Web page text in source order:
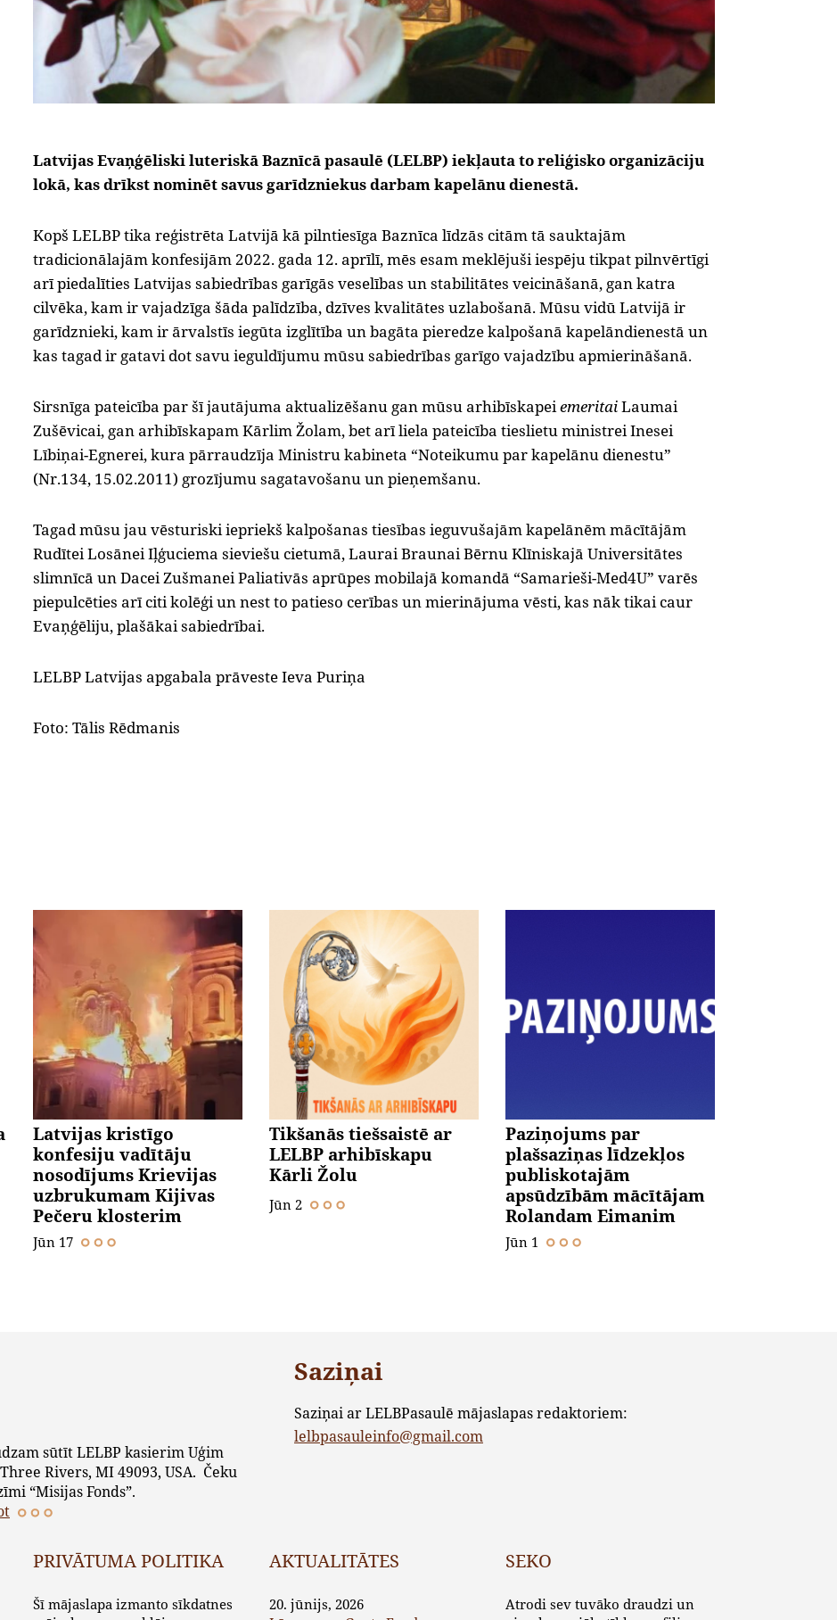
Latvijas Evaņģēliski luteriskā Baznīcā pasaulē (LELBP) iekļauta to reliģisko organizāciju
lokā, kas drīkst nominēt savus garīdzniekus darbam kapelānu dienestā.
Kopš LELBP tika reģistrēta Latvijā kā pilntiesīga Baznīca līdzās citām tā sauktajām
tradicionālajām konfesijām 2022. gada 12. aprīlī, mēs esam meklējuši iespēju tikpat pilnvērtīgi
arī piedalīties Latvijas sabiedrības garīgās veselības un stabilitātes veicināšanā, gan katra
cilvēka, kam ir vajadzīga šāda palīdzība, dzīves kvalitātes uzlabošanā. Mūsu vidū Latvijā ir
garīdznieki, kam ir ārvalstīs iegūta izglītība un bagāta pieredze kalpošanā kapelāndienestā un
kas tagad ir gatavi dot savu ieguldījumu mūsu sabiedrības garīgo vajadzību apmierināšanā.
Sirsnīga pateicība par šī jautājuma aktualizēšanu gan mūsu arhibīskapeiemeritaiLaumai
Zušēvicai, gan arhibīskapam Kārlim Žolam, bet arī liela pateicība tieslietu ministrei Inesei
Lībiņai-Egnerei, kura pārraudzīja Ministrukabineta “Noteikumu parkapelānu dienestu”
(Nr.134, 15.02.2011) grozījumu sagatavošanu un pieņemšanu.
Tagad mūsu jau vēsturiski iepriekš kalpošanas tiesības ieguvušajām kapelānēm mācītājām
Rudītei Losānei Iļģuciema sieviešu cietumā, Laurai Braunai Bērnu Klīniskajā Universitātes
slimnīcā un Dacei Zušmanei Paliativās aprūpes mobilajā komandā “Samarieši-Med4U” varēs
piepulcēties arī citi kolēģi un nest to patieso cerības un mierinājuma vēsti, kas nāk tikai caur
Evaņģēliju, plašākai sabiedrībai.
LELBP Latvijas apgabala prāveste Ieva Puriņa
Foto: Tālis Rēdmanis
Latvijas kristīgo
konfesiju vadītāju
nosodījums Krievijas
uzbrukumam Kijivas
Pečeru klosterim
Jūn 17
Tikšanās tiešsaistē ar
LELBP arhibīskapu
Kārli Žolu
Jūn 2
Paziņojums par
plašsaziņas līdzekļos
publiskotajām
apsūdzībām mācītājam
Rolandam Eimanim
Jūn 1
sūtīt LELBP kasierim Uģim
Rivers, MI 49093, USA. Čeku
“Misijas Fonds”.
Saziņai
Saziņai ar LELBPasaulē mājaslapas redaktoriem:
lelbpasauleinfo@gmail.com
PRIVĀTUMA POLITIKA
Šī mājaslapa izmanto sīkdatnes
AKTUALITĀTES
20. jūnijs, 2026
SEKO
Atrodi sev tuvāko draudzi un